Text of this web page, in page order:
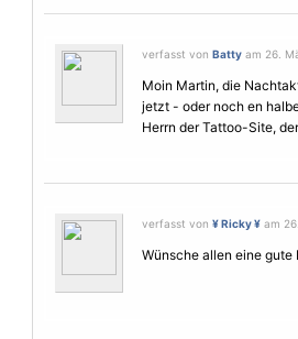
verfasst von Batty am 26.
Moin Martin, die
jetzt - oder noch en
Herrn der Tattoo-Site,
verfasst von ¥ Ricky ¥ am
Wünsche allen eine gute